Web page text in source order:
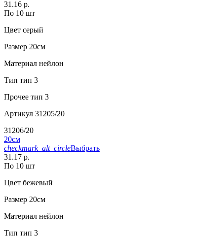
31.16 р.
По 10 шт
Цвет серый
Размер 20см
Материал нейлон
Тип тип 3
Прочее тип 3
Артикул 31205/20
31206/20
20см
checkmark_alt_circleВыбрать
31.17 р.
По 10 шт
Цвет бежевый
Размер 20см
Материал нейлон
Тип тип 3